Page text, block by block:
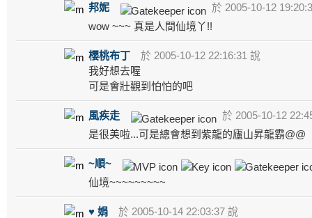
邦妮
於 2005-10-12
wow ~~~ 真是人間仙境丫!!
櫻桃布丁
於 2005-10-12 22:16:31 說
我好想去喔
可是會壯觀到怕怕的吧
風疾走
於 2005-10-12
是很美啦...可是總會想到紫龍的廬山昇龍霸@@
~順~
仙境~~~~~~~~~
♥ 娟
於 2005-10-14 22:03:37 說